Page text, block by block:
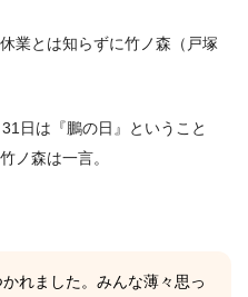
業とは知らずに竹ノ森（戸塚
日は『鵬の日』ということ
ノ森は一言。
れました。みんな薄々思っ